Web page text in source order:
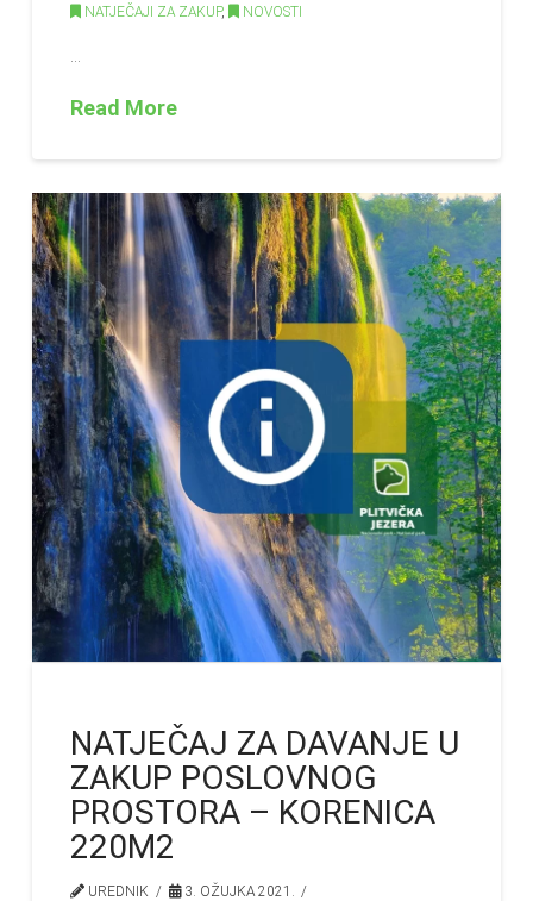
NATJEČAJI ZA ZAKUP, NOVOSTI
…
Read More
NATJEČAJ ZA DAVANJE U
ZAKUP POSLOVNOG
PROSTORA – KORENICA
220M2
UREDNIK
3. OŽUJKA 2021.